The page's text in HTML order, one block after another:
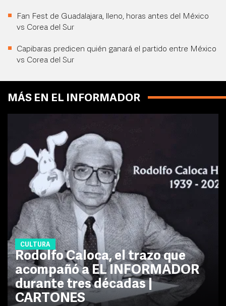
Fan Fest de Guadalajara, lleno, horas antes del México
vs Corea del Sur
Capibaras predicen quién ganará el partido entre México
vs Corea del Sur
MÁS EN EL INFORMADOR
CULTURA
Rodolfo Caloca, el trazo que
acompañó a EL INFORMADOR
durante tres décadas |
CARTONES